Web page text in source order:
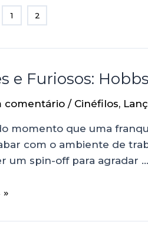
1 2
e Furiosos:
comentário / Cinéfilos,
momento que uma
com o ambiente de
um spin-off para agradar …
»